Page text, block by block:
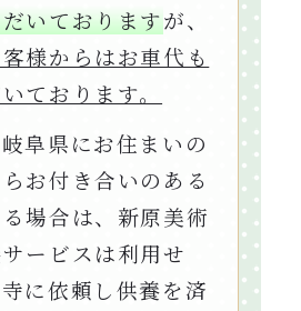
いておりますが、
様からはお車代も
ております。
阜県にお住まいの
お付き合いのある
場合は、新原美術
ービスは利用せ
に依頼し供養を済